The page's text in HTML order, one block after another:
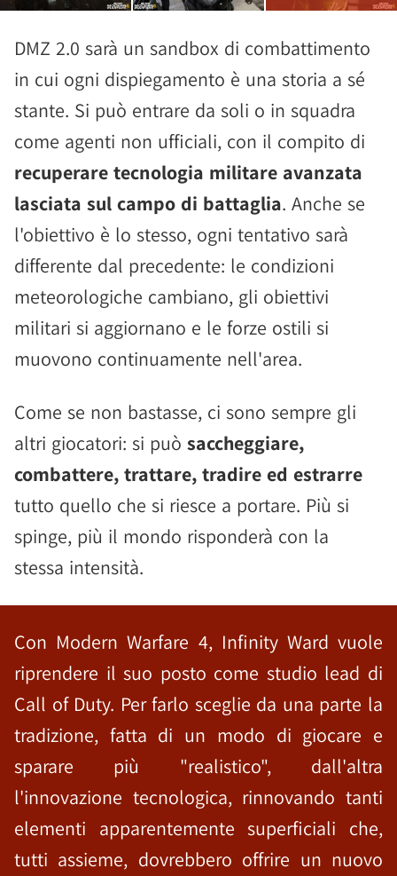
DMZ 2.0 sarà un sandbox di combattimento
in cui ogni dispiegamento è una storia a sé
stante. Si può entrare da soli o in squadra
come agenti non ufficiali, con il compito di
recuperare tecnologia militare avanzata
lasciata sul campo di battaglia. Anche se
l'obiettivo è lo stesso, ogni tentativo sarà
differente dal precedente: le condizioni
meteorologiche cambiano, gli obiettivi
militari si aggiornano e le forze ostili si
muovono continuamente nell'area.
Come se non bastasse, ci sono sempre gli
altri giocatori: si può saccheggiare,
combattere, trattare, tradire ed estrarre
tutto quello che si riesce a portare. Più si
spinge, più il mondo risponderà con la
stessa intensità.
Con Modern Warfare 4, Infinity Ward vuole
riprendere il suo posto come studio lead di
Call of Duty. Per farlo sceglie da una parte la
tradizione, fatta di un modo di giocare e
sparare più "realistico", dall'altra
l'innovazione tecnologica, rinnovando tanti
elementi apparentemente superficiali che,
tutti assieme, dovrebbero offrire un nuovo